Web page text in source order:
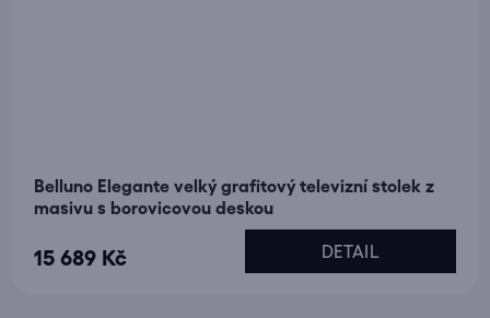
Belluno Elegante velký grafitový televizní stolek z
masivu s borovicovou deskou
15 689 Kč DETAIL